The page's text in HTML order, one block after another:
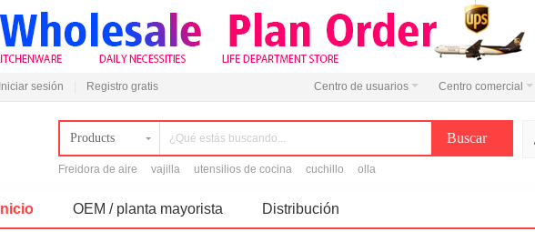
Iniciar sesión Registro gratis Centro de usuarios Centro comercial
Products
Freidora de aire vajilla utensilios de cocina cuchillo olla
Inicio OEM / planta mayorista Distribución